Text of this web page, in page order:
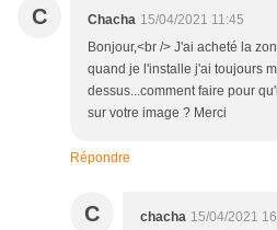
C Chacha 15/04/2021 11:45
Bonjour,<br /> J'ai acheté la
quand je l'installe j'ai toujours
dessus...comment faire pour
sur votre image ? Merci
Répondre
C chacha 15/04/2021